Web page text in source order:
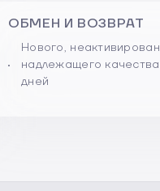
ОБМЕН И ВОЗВРАТ
Нового,
надлежащего
дней